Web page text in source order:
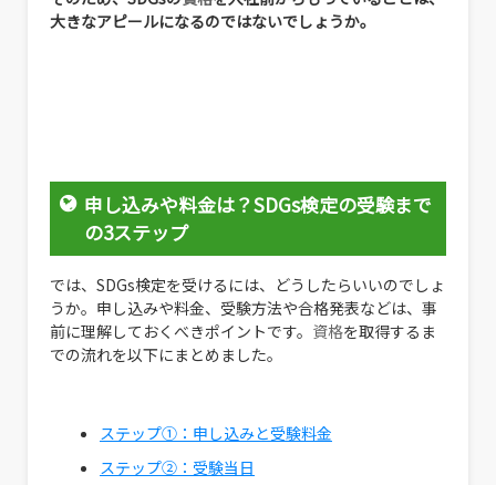
大きなアピールになるのではないでしょうか。
申し込みや料金は？SDGs検定の受験まで
の3ステップ
では、SDGs検定を受けるには、どうしたらいいのでしょ
うか。申し込みや料金、受験方法や合格発表などは、事
前に理解しておくべきポイントです。 資格を取得するま
での流れを以下にまとめました。
ステップ①：申し込みと受験料金
ステップ②：受験当日